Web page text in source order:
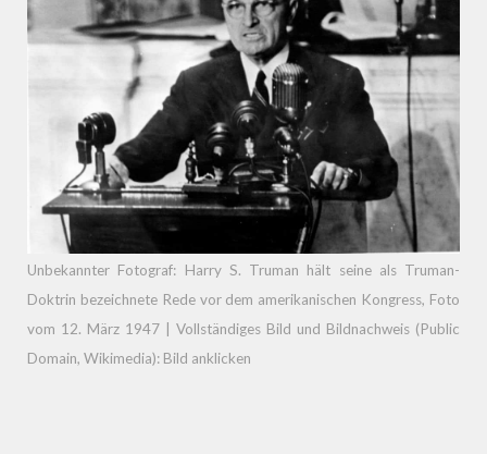
Unbekannter Fotograf: Harry S. Truman hält seine als Truman-
Doktrin bezeichnete Rede vor dem amerikanischen Kongress, Foto
vom 12. März 1947 | Vollständiges Bild und Bildnachweis (Public
Domain, Wikimedia): Bild anklicken